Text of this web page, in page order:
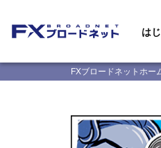
は
FXブロードネットホー